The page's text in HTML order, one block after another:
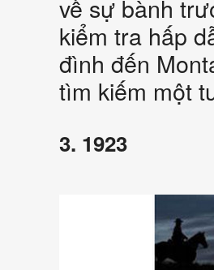
về sự bành
kiểm tra hấp
đình đến
tìm kiếm một
3. 1923